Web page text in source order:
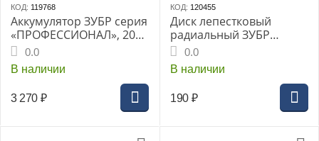
КОД: 119768
Аккумулятор ЗУБР серия
«ПРОФЕССИОНАЛ», 20В,
2Ач, Li-Ion, для DL-20 A5,
DB-20 A5, DL-201, DB-201,
DB-211, DBS-201, GB-250,
GVB-250, GB-500, AB-125,
тип
0.0
В наличии
3 270 ₽
КОД: 120455
Диск лепестковый
радиальный ЗУБР
D30x15мм, P80 на
шпильке d3.2мм
0.0
В наличии
190 ₽